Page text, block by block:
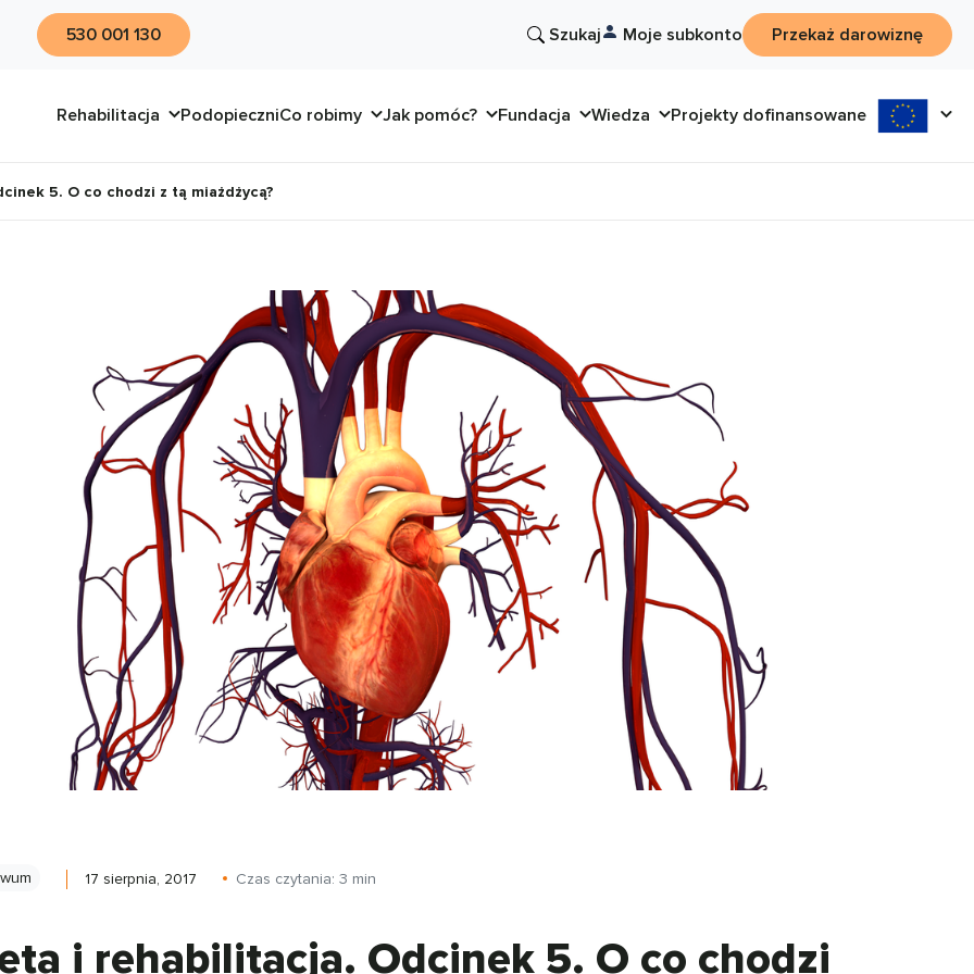
530 001 130 Szukaj Moje subkonto Przekaż darowiznę
Rehabilitacja PodopieczniCo robimy Jak pomóc? Fundacja Wiedza Projekty dofinansowane
5. O co chodzi z tą miażdżycą?
17 sierpnia, 2017 Czas czytania: 3 min
i rehabilitacja. Odcinek 5. O co chodzi